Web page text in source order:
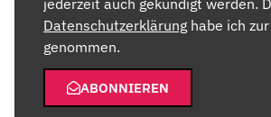
jederzeit auch gekündigt werden.
Datenschutzerklärung habe ich
genommen.
ABONNIEREN